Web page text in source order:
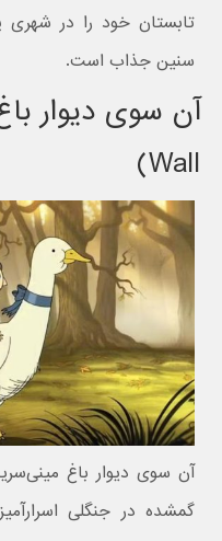
تابستان خود را در شهری
سنین جذاب است.
Wall)
آن سوی دیوار باغ